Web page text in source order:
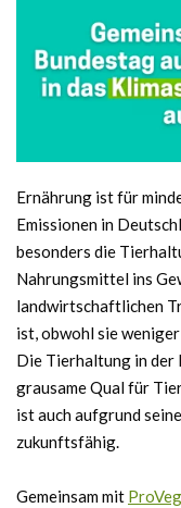
Ernährung ist für
Emissionen in
besonders die
Nahrungsmittel ins
landwirtschaftlichen
ist, obwohl sie
Die Tierhaltung in der
grausame Qual für
ist auch aufgrund
zukunftsfähig.
Gemeinsam mit ProVeg